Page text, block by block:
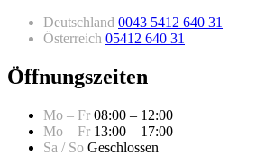
Deutschland 0043 5412 640 31
Österreich 05412 640 31
Öffnungszeiten
Mo – Fr 08:00 – 12:00
Mo – Fr 13:00 – 17:00
Sa / So Geschlossen